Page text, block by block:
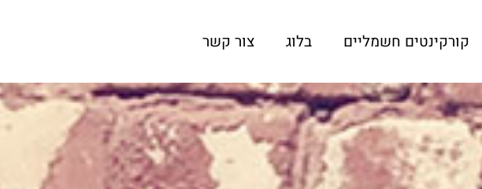
קורקינטים חשמליים בלוג צור קשר